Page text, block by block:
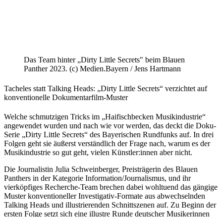
Das Team hinter „Dirty Little Secrets" beim Blauen
Panther 2023. (c) Medien.Bayern / Jens Hartmann
Tacheles statt Talking Heads: „Dirty Little Secrets“ verzichtet auf
konventionelle Dokumentarfilm-Muster
Welche schmutzigen Tricks im „Haifischbecken Musikindustrie“
angewendet wurden und nach wie vor werden, das deckt die Doku-
Serie „Dirty Little Secrets“ des Bayerischen Rundfunks auf. In drei
Folgen geht sie äußerst verständlich der Frage nach, warum es der
Musikindustrie so gut geht, vielen Künstler:innen aber nicht.
Die Journalistin Julia Schweinberger, Preisträgerin des Blauen
Panthers in der Kategorie Information/Journalismus, und ihr
vierköpfiges Recherche-Team brechen dabei wohltuend das gängige
Muster konventioneller Investigativ-Formate aus abwechselnden
Talking Heads und illustrierenden Schnittszenen auf. Zu Beginn der
ersten Folge setzt sich eine illustre Runde deutscher Musikerinnen